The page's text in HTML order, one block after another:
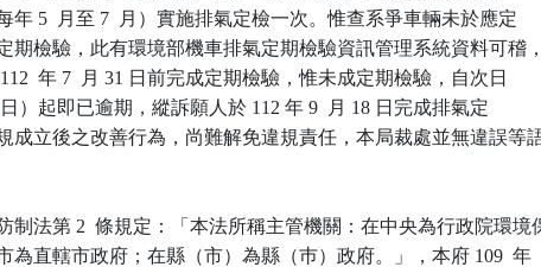
年 5  月至 7  月）實施排氣定檢一次。惟查系爭車輛未於應定
期檢驗，此有環境部機車排氣定期檢驗資訊管理系統資料可稽，
112  年 7  月 31 日前完成定期檢驗，惟未成定期檢驗，自次日
l日）起即已逾期，縱訴願人於 112 年 9  月 18 日完成排氣定
規成立後之改善行為，尚難解免違規責任，本局裁處並無違誤等
制法第 2  條規定：「本法所稱主管機關：在中央為行政院環境
市為直轄市政府；在縣（市）為縣（巿）政府。」，本府 109  年